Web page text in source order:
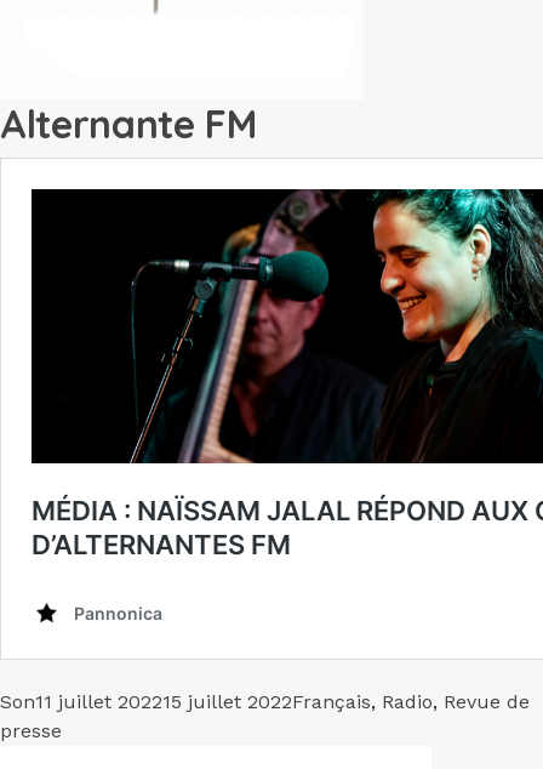
Alternante FM
Format
SonPublié
le
11 juillet 202215 juillet 2022Catégories
Français, Radio, Revue de
presse